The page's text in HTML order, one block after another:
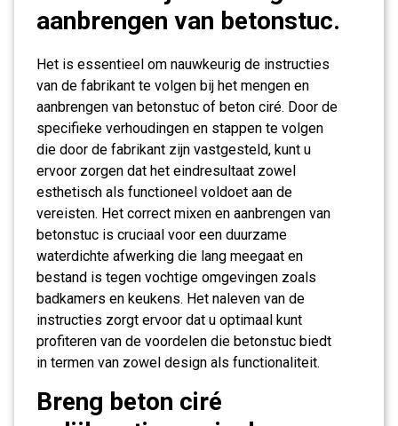
aanbrengen van betonstuc.
Het is essentieel om nauwkeurig de instructies
van de fabrikant te volgen bij het mengen en
aanbrengen van betonstuc of beton ciré. Door de
specifieke verhoudingen en stappen te volgen
die door de fabrikant zijn vastgesteld, kunt u
ervoor zorgen dat het eindresultaat zowel
esthetisch als functioneel voldoet aan de
vereisten. Het correct mixen en aanbrengen van
betonstuc is cruciaal voor een duurzame
waterdichte afwerking die lang meegaat en
bestand is tegen vochtige omgevingen zoals
badkamers en keukens. Het naleven van de
instructies zorgt ervoor dat u optimaal kunt
profiteren van de voordelen die betonstuc biedt
in termen van zowel design als functionaliteit.
Breng beton ciré